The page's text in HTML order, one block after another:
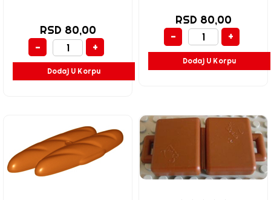
RSD 80,00
-
+
Dodaj U Korpu
RSD 80,00
-
+
Dodaj U Korpu